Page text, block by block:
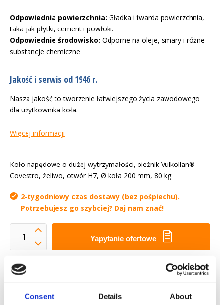
Consent Details About
Odpowiednia powierzchnia: Gładka i twarda powierzchnia,
taka jak płytki, cement i powłoki.
Odpowiednie środowisko: Odporne na oleje, smary i różne
substancje chemiczne
Jakość i serwis od 1946 r.
Nasza jakość to tworzenie łatwiejszego życia zawodowego
dla użytkownika koła.
Więcej informacji
Koło napędowe o dużej wytrzymałości, bieżnik Vulkollan®
Covestro, żeliwo, otwór H7, Ø koła 200 mm, 80 kg
2-tygodniowy czas dostawy (bez pośpiechu).
Potrzebujesz go szybciej? Daj nam znać!
Yapytanie ofertowe
Chcemy ułatwić ci życie zawodowe
Szybka dostawa
Modele 3D CAD